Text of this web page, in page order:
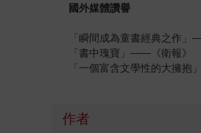
國外媒體讚譽
「瞬間成為童書經典之作」
「書中瑰寶」——《衛報》
「一個富含文學性的大擁抱
作者